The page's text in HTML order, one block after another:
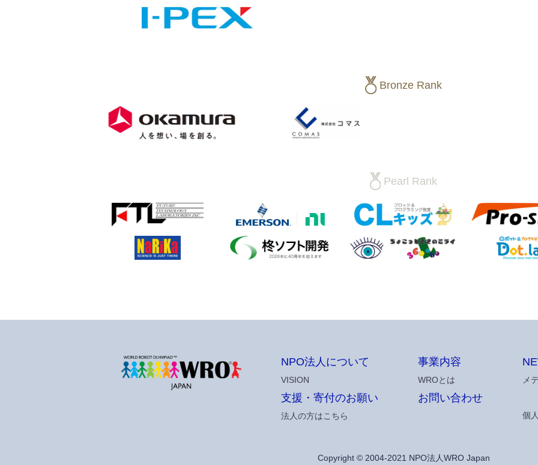
Bronze Rank
Pearl Rank
NPO法人について
VISION
支援・寄付のお願い
法人の方はこちら
事業内容
WROとは
お問い合わせ
メ
個
Copyright © 2004-2021 NPO法人WRO Japan